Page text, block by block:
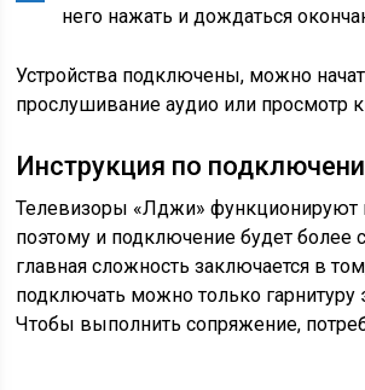
него нажать и дождаться
Устройства подключены, можно
прослушивание аудио или просмотр
Инструкция по
Телевизоры «Лджи» функционируют
поэтому и подключение будет
главная сложность заключается в
подключать можно только гарнитуру
Чтобы выполнить сопряжение,